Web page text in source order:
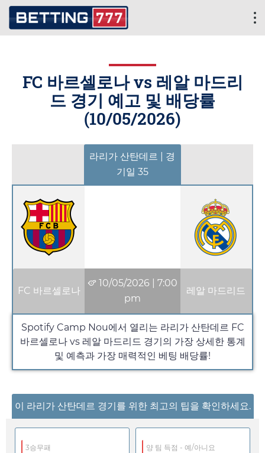
FC 바르셀로나 vs 레알 마드리
드 경기 예고 및 배당률
(10/05/2026)
라리가 산탄데르 | 경
기일 35
FC 바르셀로나
10/05/2026
7:00
pm
레알 마드리드
Spotify Camp Nou에서 열리는 라리가 산탄데르 FC
바르셀로나 vs 레알 마드리드 경기의 가장 상세한 통계
및 예측과 가장 매력적인 베팅 배당률!
이 라리가 산탄데르 경기를 위한 최고의 팁을 확인하세요.
3승무패 양 팀 득점 - 예/아니요